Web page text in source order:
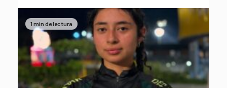
1 min de lectura